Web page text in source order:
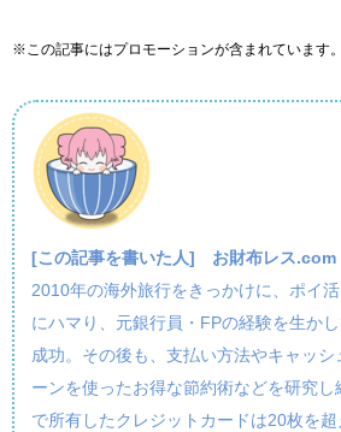
※この記事にはプロモーションが含まれています
[この記事を書いた人] お財布レス.com
2010年の海外旅行をきっかけに、ポイ
にハマり、元銀行員・FPの経験を生か
成功。その後も、支払い方法やキャッ
ーンを使ったお得な節約術などを研究し
で所有したクレジットカードは20枚を超